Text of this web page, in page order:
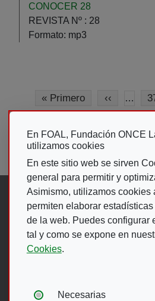
En FOAL, Fundación ONCE
utilizamos cookies
En este sitio web se sirven
general para permitir y
Asimismo, utilizamos cookies
permiten elaborar
de la web. Puedes configurar
tal y como se expone en
Cookies.
Tipos de cookies:
Necesarias
CONOCER 28
REVISTA Nº : 28
Formato: mp3
Primeira página
« Primero Página
‹‹ …
…
Síguenos
Abre en
Abre
(Abre